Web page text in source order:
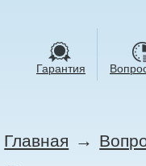
Гарантия
Главная →